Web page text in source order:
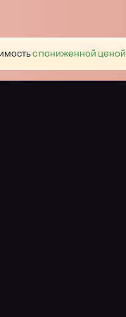
с пониженной ценой